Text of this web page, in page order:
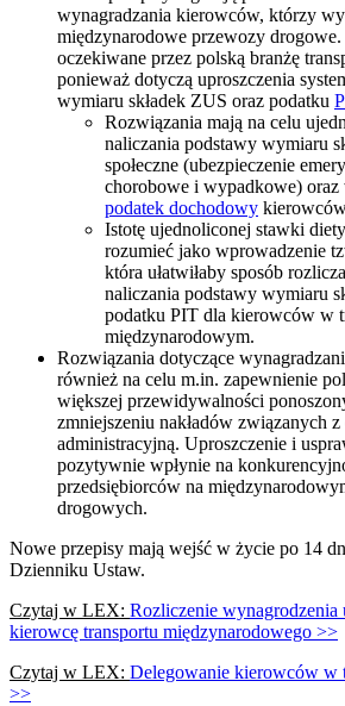
wynagradzania kierowców, którzy
międzynarodowe przewozy
oczekiwane przez polską branżę
ponieważ dotyczą uproszczenia
wymiaru składek ZUS oraz podatku
Rozwiązania mają na celu
naliczania podstawy wymiaru
społeczne (ubezpieczenie
chorobowe i wypadkowe)
podatek dochodowy
Istotę ujednoliconej stawki
rozumieć jako wprowadzenie
która ułatwiłaby sposób
naliczania podstawy wymiaru
podatku PIT dla kierowców w
międzynarodowym.
Rozwiązania dotyczące
również na celu m.in. zapewnienie
większej przewidywalności
zmniejszeniu nakładów związanych z
administracyjną. Uproszczenie i
pozytywnie wpłynie na
przedsiębiorców na
drogowych.
Nowe przepisy mają wejść w życie po 14
Dzienniku Ustaw.
Czytaj w LEX: Rozliczenie wynagrodzenia
kierowcę transportu międzynarodowego >>
Czytaj w LEX: Delegowanie kierowców w
>>